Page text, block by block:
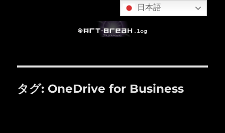
タグ: OneDrive for Business
日本語